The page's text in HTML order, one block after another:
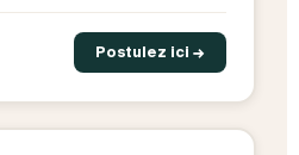
Postulez ici →